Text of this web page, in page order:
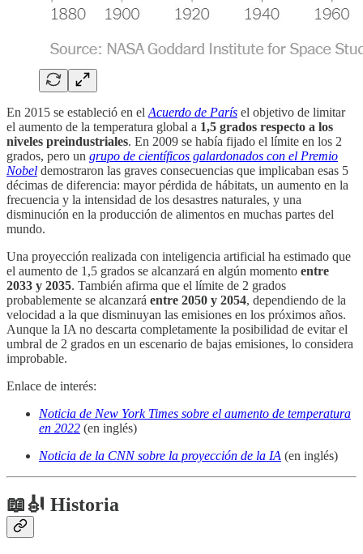
En 2015 se estableció en el Acuerdo de París el objetivo de limitar
el aumento de la temperatura global a 1,5 grados respecto a los
niveles preindustriales. En 2009 se había fijado el límite en los 2
grados, pero un grupo de científicos galardonados con el Premio
Nobel demostraron las graves consecuencias que implicaban esas 5
décimas de diferencia: mayor pérdida de hábitats, un aumento en la
frecuencia y la intensidad de los desastres naturales, y una
disminución en la producción de alimentos en muchas partes del
mundo.
Una proyección realizada con inteligencia artificial ha estimado que
el aumento de 1,5 grados se alcanzará en algún momento entre
2033 y 2035. También afirma que el límite de 2 grados
probablemente se alcanzará entre 2050 y 2054, dependiendo de la
velocidad a la que disminuyan las emisiones en los próximos años.
Aunque la IA no descarta completamente la posibilidad de evitar el
umbral de 2 grados en un escenario de bajas emisiones, lo considera
improbable.
Enlace de interés:
Noticia de New York Times sobre el aumento de temperatura
en 2022 (en inglés)
Noticia de la CNN sobre la proyección de la IA (en inglés)
📖🎻 Historia